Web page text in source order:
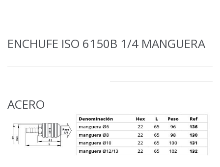
ENCHUFE ISO 6150B 1/4 MANGUERA
ACERO